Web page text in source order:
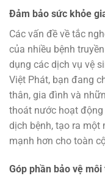
Đảm bảo sức khỏe
Các vấn đề về tắc
của nhiều bệnh
dụng các dịch vụ vệ
Việt Phát, bạn đang
thân, gia đình và
thoát nước hoạt
dịch bệnh, tạo ra một
mạnh hơn cho toàn
Góp phần bảo vệ